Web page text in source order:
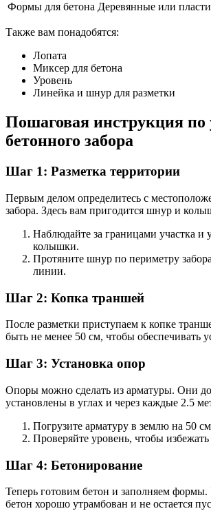
Формы для бетона Деревянные или
Также вам понадобятся:
Лопата
Миксер для бетона
Уровень
Линейка и шнур для разметки
Пошаговая инструкция по
бетонного забора
Шаг 1: Разметка территории
Первым делом определитесь с
забора. Здесь вам пригодится шнур и
Наблюдайте за границами участка и
колышки.
Протяните шнур по периметру
линии.
Шаг 2: Копка траншей
После разметки приступаем к копке
быть не менее 50 см, чтобы обеспечивать
Шаг 3: Установка опор
Опоры можно сделать из арматуры. Они
установлены в углах и через каждые 2.5
Погрузите арматуру в землю на 50
Проверяйте уровень, чтобы избежать
Шаг 4: Бетонирование
Теперь готовим бетон и заполняем формы.
бетон хорошо утрамбован и не остается